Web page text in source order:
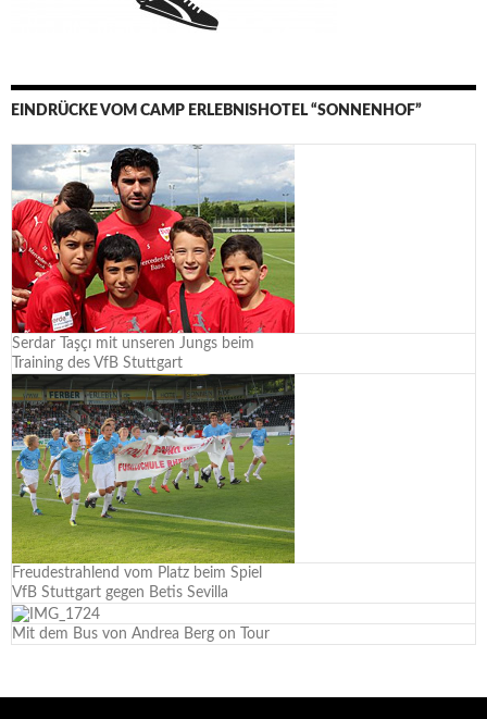
EINDRÜCKE VOM CAMP ERLEBNISHOTEL “SONNENHOF”
Serdar Taşçı mit unseren Jungs beim
Training des VfB Stuttgart
Freudestrahlend vom Platz beim Spiel
VfB Stuttgart gegen Betis Sevilla
Mit dem Bus von Andrea Berg on Tour